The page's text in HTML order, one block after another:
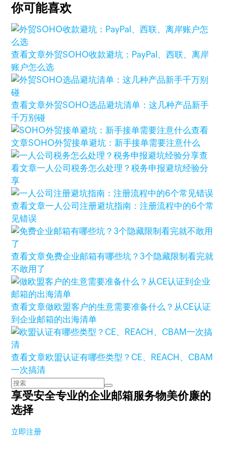
你可能喜欢
查看文章外贸SOHO收款避坑：PayPal、西联、离岸
账户怎么选
查看文章外贸SOHO选品避坑清单：这几种产品新手
千万别碰
查看
文章SOHO外贸接单避坑：新手接单需要注意什么
查
看文章一人公司税务怎么处理？税务申报避坑经验分
享
查看文章一人公司注册避坑指南：注册流程中的6个常
见错误
查看文章免费企业邮箱有哪些坑？3个隐藏限制看完就
不敢用了
查看文章做欧盟客户的生意需要准备什么？从CE认证
到企业邮箱的出海清单
查看文章欧盟认证有哪些类型？CE、REACH、CBAM
一次搞清
享受安全专业的企业邮箱服务物美价廉的
选择
立即注册